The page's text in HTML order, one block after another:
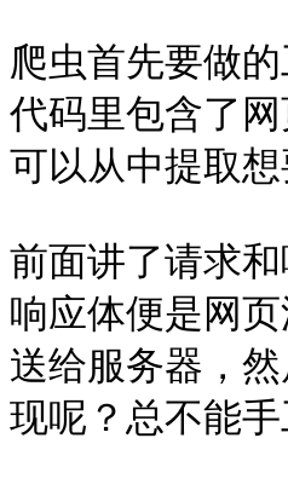
爬虫首先要做
代码里包含了
可以从中提取想
前面讲了请求
响应体便是网
送给服务器，
现呢？总不能